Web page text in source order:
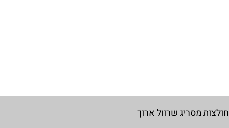
חולצות מסריג שרוול ארוך